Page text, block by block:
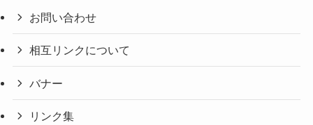
お問い合わせ
相互リンクについて
バナー
リンク集